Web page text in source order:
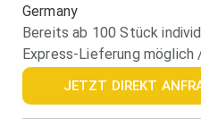
Germany
Bereits ab 100 Stück
Express-Lieferung
JETZT DIREKT